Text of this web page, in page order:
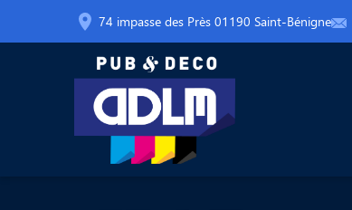
74 impasse des Près 01190 Saint-Bénigne